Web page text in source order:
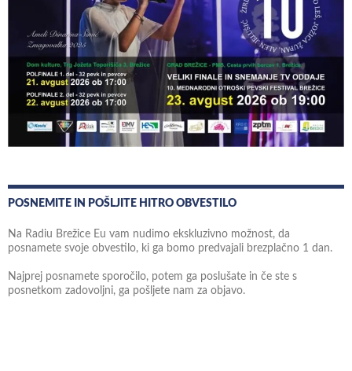
POSNEMITE IN POŠLJITE HITRO OBVESTILO
Na Radiu Brežice Eu vam nudimo ekskluzivno možnost, da
posnamete svoje obvestilo, ki ga bomo predvajali brezplačno 1 dan.
Najprej posnamete sporočilo, potem ga poslušate in če ste s
posnetkom zadovoljni, ga pošljete nam za objavo.